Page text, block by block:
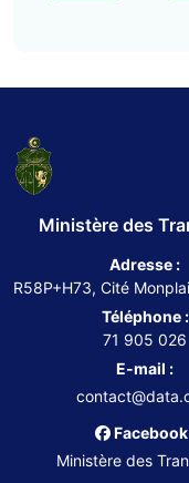
Ministère des
Adresse :
R58P+H73, Cité
Téléphone :
71 905 026
E-mail :
Facebook
Ministère des